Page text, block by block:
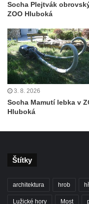
Socha Plejtvák
ZOO Hluboká
3. 8. 2026
Socha Mamutí lebka v
Hluboká
Štítky
architektura hrob
Lužické hory Most